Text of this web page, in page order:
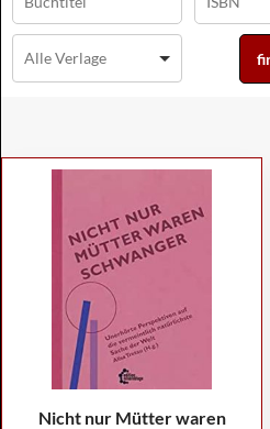
Nicht nur Mütter waren